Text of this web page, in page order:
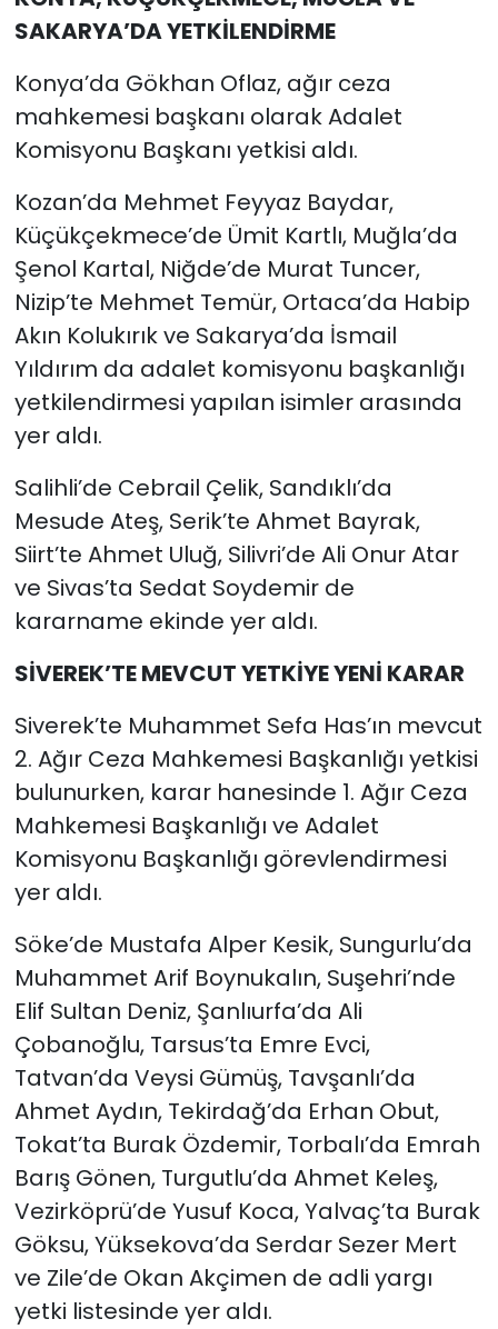
SAKARYA’DA YETKİLENDİRME
Konya’da Gökhan Oflaz, ağır ceza
mahkemesi başkanı olarak Adalet
Komisyonu Başkanı yetkisi aldı.
Kozan’da Mehmet Feyyaz Baydar,
Küçükçekmece’de Ümit Kartlı, Muğla’da
Şenol Kartal, Niğde’de Murat Tuncer,
Nizip’te Mehmet Temür, Ortaca’da Habip
Akın Kolukırık ve Sakarya’da İsmail
Yıldırım da adalet komisyonu başkanlığı
yetkilendirmesi yapılan isimler arasında
yer aldı.
Salihli’de Cebrail Çelik, Sandıklı’da
Mesude Ateş, Serik’te Ahmet Bayrak,
Siirt’te Ahmet Uluğ, Silivri’de Ali Onur Atar
ve Sivas’ta Sedat Soydemir de
kararname ekinde yer aldı.
SİVEREK’TE MEVCUT YETKİYE YENİ KARAR
Siverek’te Muhammet Sefa Has’ın mevcut
2. Ağır Ceza Mahkemesi Başkanlığı yetkisi
bulunurken, karar hanesinde 1. Ağır Ceza
Mahkemesi Başkanlığı ve Adalet
Komisyonu Başkanlığı görevlendirmesi
yer aldı.
Söke’de Mustafa Alper Kesik, Sungurlu’da
Muhammet Arif Boynukalın, Suşehri’nde
Elif Sultan Deniz, Şanlıurfa’da Ali
Çobanoğlu, Tarsus’ta Emre Evci,
Tatvan’da Veysi Gümüş, Tavşanlı’da
Ahmet Aydın, Tekirdağ’da Erhan Obut,
Tokat’ta Burak Özdemir, Torbalı’da Emrah
Barış Gönen, Turgutlu’da Ahmet Keleş,
Vezirköprü’de Yusuf Koca, Yalvaç’ta Burak
Göksu, Yüksekova’da Serdar Sezer Mert
ve Zile’de Okan Akçimen de adli yargı
yetki listesinde yer aldı.